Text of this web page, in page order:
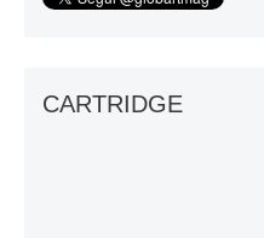
CARTRIDGE